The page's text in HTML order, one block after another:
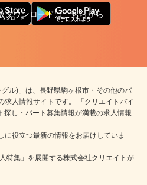
ダウンロードはこちらから
グル)」は、長野県駒ヶ根市・その他のバ
求人情報サイトです。 「クリエイトバイ
探し・パート募集情報が満載の求人情報
役立つ最新の情報をお届けしていま
特集」を展開する株式会社クリエイトが